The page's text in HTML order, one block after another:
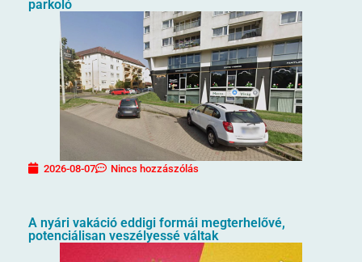
parkoló
2026-08-07 Nincs hozzászólás
A nyári vakáció eddigi formái megterhelővé,
potenciálisan veszélyessé váltak